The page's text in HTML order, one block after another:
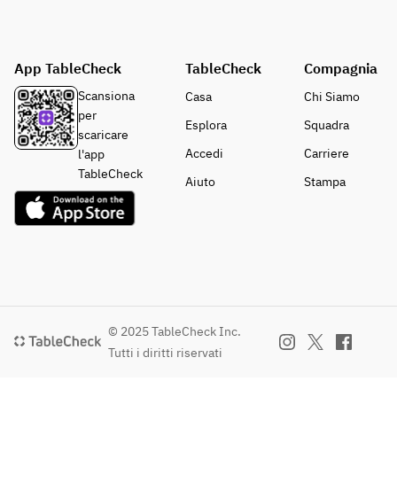
App TableCheck
Scansiona
per
scaricare
l'app
TableCheck
TableCheck
Casa
Esplora
Accedi
Aiuto
Compagnia
Chi Siamo
Squadra
Carriere
Stampa
© 2025 TableCheck Inc.
Tutti i diritti riservati